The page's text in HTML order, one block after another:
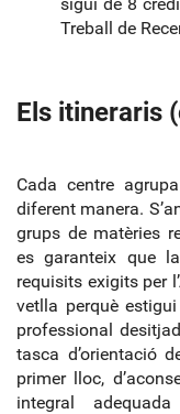
Treball de
Els itineraris
Cada centre
diferent manera.
grups de matèries
es garanteix que
requisits exigits per
vetlla perquè
professional
tasca d’orientació
primer lloc,
integral